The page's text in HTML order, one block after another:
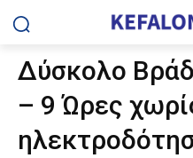
Δύσκολο
– 9 Ώρες